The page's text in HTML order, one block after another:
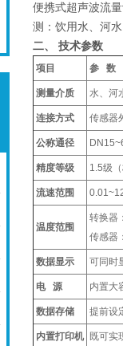
便携式超声波流
测：饮用水、河
二、 技术参数
项目 参 数
测量介质 水、河
连接方式 传感器
公称通径
精度等级 1.5级
流速范围
温度范围
转换器
传感器
数据显示 可同时
电 源 内置大
数据存储 提前设
内置打印机 既可实